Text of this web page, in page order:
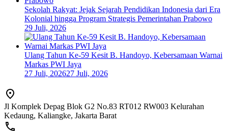
Sekolah Rakyat: Jejak Sejarah Pendidikan Indonesia dari Era
Kolonial hingga Program Strategis Pemerintahan Prabowo
29 Juli, 2026
Ulang Tahun Ke-59 Kesit B. Handoyo, Kebersamaan Warnai
Markas PWI Jaya
27 Juli, 202627 Juli, 2026
Jl Komplek Depag Blok G2 No.83 RT012 RW003 Kelurahan
Kedaung, Kaliangke, Jakarta Barat